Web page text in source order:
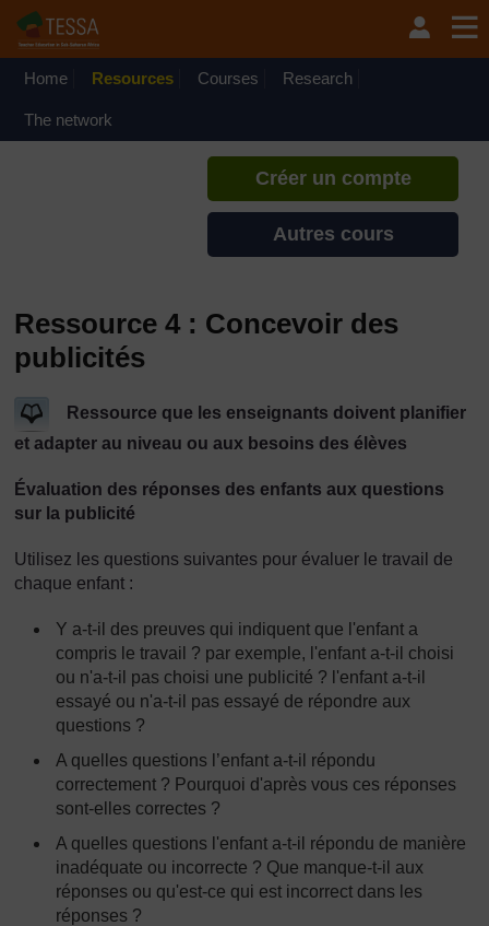
Home Resources Courses Research
The network
Si vous créez un compte, vous
pouvez établir un profil
Créer un compte
Autres cours
Ressource 4 : Concevoir des
publicités
Ressource que les enseignants doivent planifier
et adapter au niveau ou aux besoins des élèves
Évaluation des réponses des enfants aux questions
sur la publicité
Utilisez les questions suivantes pour évaluer le travail de
chaque enfant :
Y a-t-il des preuves qui indiquent que l'enfant a
compris le travail ? par exemple, l'enfant a-t-il choisi
ou n'a-t-il pas choisi une publicité ? l'enfant a-t-il
essayé ou n'a-t-il pas essayé de répondre aux
questions ?
A quelles questions l’enfant a-t-il répondu
correctement ? Pourquoi d'après vous ces réponses
sont-elles correctes ?
A quelles questions l'enfant a-t-il répondu de manière
inadéquate ou incorrecte ? Que manque-t-il aux
réponses ou qu'est-ce qui est incorrect dans les
réponses ?